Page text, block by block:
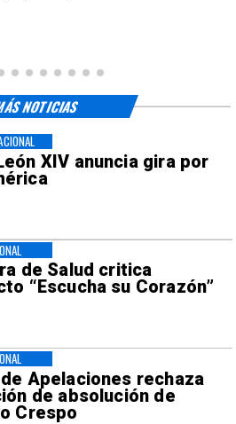
XIV anuncia gira por
de Salud critica
“Escucha su Corazón”
Apelaciones rechaza
de absolución de
Crespo
NOTICIAS